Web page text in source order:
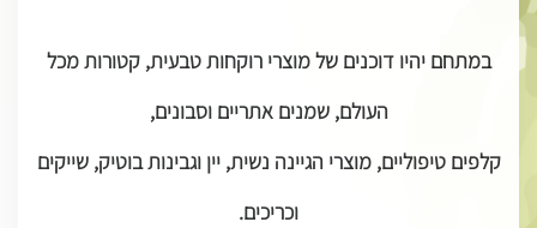
במתחם יהיו דוכנים של מוצרי רוקחות טבעית, קטורות מכל
העולם, שמנים אתריים וסבונים,
קלפים טיפוליים, מוצרי הגיינה נשית, יין וגבינות בוטיק, שייקים
וכריכים.